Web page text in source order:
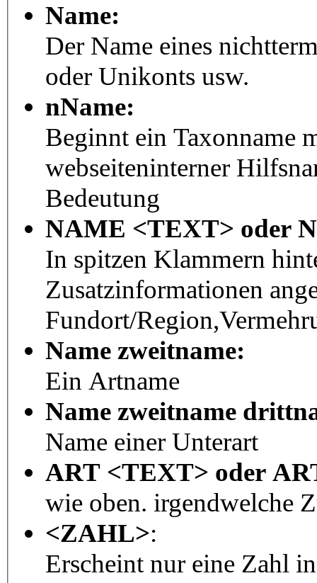
Name:
Der Name eines
oder Unikonts usw.
nName:
Beginnt ein Taxonname
webseiteninterner
Bedeutung
NAME <TEXT> oder
In spitzen Klammern
Zusatzinformationen
Fundort/
Name zweitname:
Ein Artname
Name zweitname
Name einer Unterart
ART <TEXT> oder
wie oben. irgendwelche
<ZAHL>:
Erscheint nur eine Zahl